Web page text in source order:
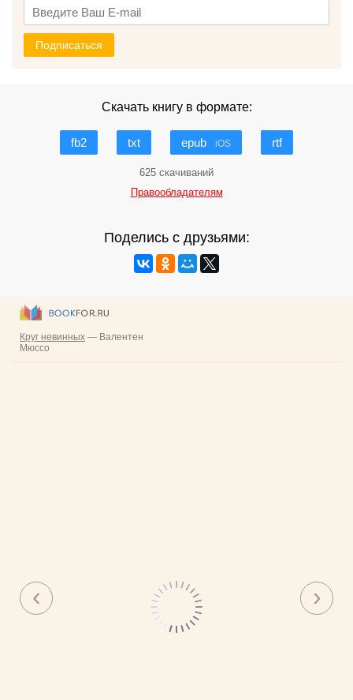
Подписаться
Скачать книгу в формате:
fb2 txt epub iOS rtf
625 скачиваний
Правообладателям
Поделись с друзьями: